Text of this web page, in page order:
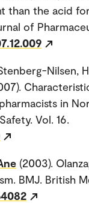
the acid
of
Nilsen,
in
Vol. 16.
(2003).
BMJ. British